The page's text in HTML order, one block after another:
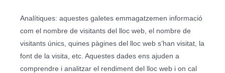
Analítiques: aquestes galetes emmagatzemen informació
com el nombre de visitants del lloc web, el nombre de
visitants únics, quines pàgines del lloc web s’han visitat, la
font de la visita, etc. Aquestes dades ens ajuden a
comprendre i analitzar el rendiment del lloc web i on cal